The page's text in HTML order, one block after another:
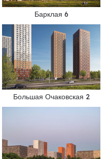
Барклая 6
Большая Очаковская 2